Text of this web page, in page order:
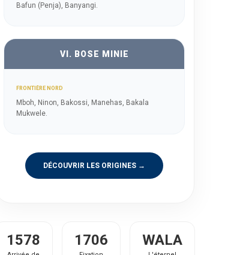
Bafun (Penja), Banyangi.
VI. BOSE MINIE
FRONTIÈRE NORD
Mboh, Ninon, Bakossi, Manehas, Bakala
Mukwele.
DÉCOUVRIR LES ORIGINES →
1578 1706 WALA